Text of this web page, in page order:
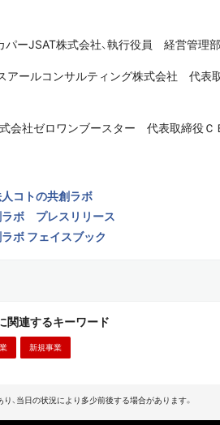
パーJSAT株式会社、執行役員 経営管理
スアールコンサルティング株式会社 代
式会社ゼロワンブースター 代表取締役Ｃ
コトの共創ラボ
ラボ プレスリリース
ボ フェイスブック
関連するキーワード
新規事業
、当日の状況により多少前後する場合があります。